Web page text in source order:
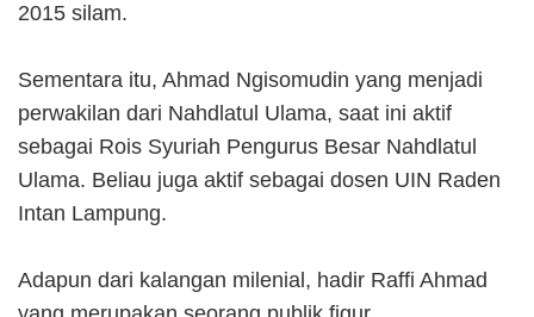
2015 silam.
Sementara itu, Ahmad Ngisomudin yang menjadi
perwakilan dari Nahdlatul Ulama, saat ini aktif
sebagai Rois Syuriah Pengurus Besar Nahdlatul
Ulama. Beliau juga aktif sebagai dosen UIN Raden
Intan Lampung.
Adapun dari kalangan milenial, hadir Raffi Ahmad